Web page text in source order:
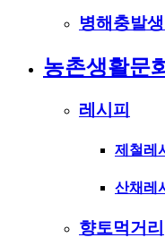
병해충발
농촌생활문
레시피
제철레
산채레
향토먹거리